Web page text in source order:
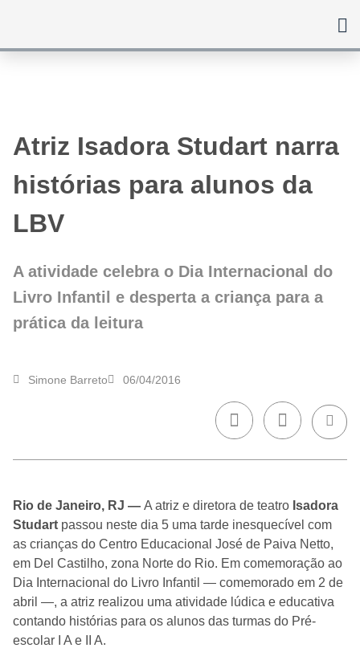
Atriz Isadora Studart narra
histórias para alunos da
LBV
A atividade celebra o Dia Internacional do
Livro Infantil e desperta a criança para a
prática da leitura
Simone Barreto 06/04/2016
Rio de Janeiro, RJ — A atriz e diretora de teatro Isadora
Studart passou neste dia 5 uma tarde inesquecível com
as crianças do Centro Educacional José de Paiva Netto,
em Del Castilho, zona Norte do Rio. Em comemoração ao
Dia Internacional do Livro Infantil — comemorado em 2 de
abril —, a atriz realizou uma atividade lúdica e educativa
contando histórias para os alunos das turmas do Pré-
escolar I A e II A.